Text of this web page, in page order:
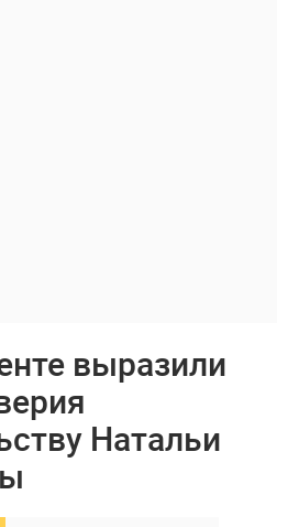
выразили
Натальи